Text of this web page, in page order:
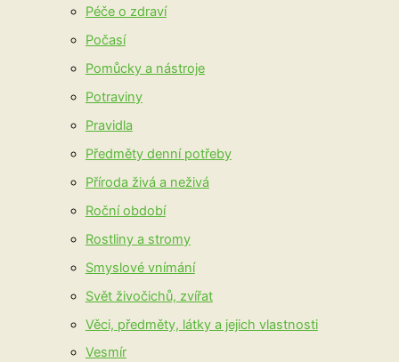
Péče o zdraví
Počasí
Pomůcky a nástroje
Potraviny
Pravidla
Předměty denní potřeby
Příroda živá a neživá
Roční období
Rostliny a stromy
Smyslové vnímání
Svět živočichů, zvířat
Věci, předměty, látky a jejich vlastnosti
Vesmír